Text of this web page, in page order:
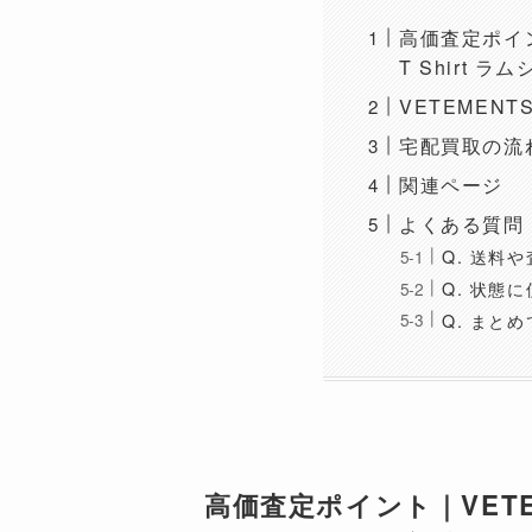
高価査定ポ
T Shirt ラム
宅配買取の流
関連ページ
よくある質問
Q. 送料や
Q. 状態に
Q. まとめ
高価査定ポイント｜